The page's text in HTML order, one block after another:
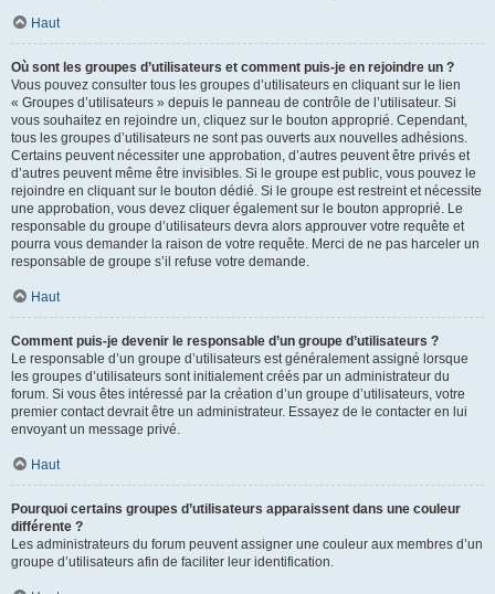
Haut
Où sont les groupes d’utilisateurs et comment puis-je en rejoindre un ?
Vous pouvez consulter tous les groupes d’utilisateurs en cliquant sur le lien
« Groupes d’utilisateurs » depuis le panneau de contrôle de l’utilisateur. Si
vous souhaitez en rejoindre un, cliquez sur le bouton approprié. Cependant,
tous les groupes d’utilisateurs ne sont pas ouverts aux nouvelles adhésions.
Certains peuvent nécessiter une approbation, d’autres peuvent être privés et
d’autres peuvent même être invisibles. Si le groupe est public, vous pouvez le
rejoindre en cliquant sur le bouton dédié. Si le groupe est restreint et nécessite
une approbation, vous devez cliquer également sur le bouton approprié. Le
responsable du groupe d’utilisateurs devra alors approuver votre requête et
pourra vous demander la raison de votre requête. Merci de ne pas harceler un
responsable de groupe s’il refuse votre demande.
Haut
Comment puis-je devenir le responsable d’un groupe d’utilisateurs ?
Le responsable d’un groupe d’utilisateurs est généralement assigné lorsque
les groupes d’utilisateurs sont initialement créés par un administrateur du
forum. Si vous êtes intéressé par la création d’un groupe d’utilisateurs, votre
premier contact devrait être un administrateur. Essayez de le contacter en lui
envoyant un message privé.
Haut
Pourquoi certains groupes d’utilisateurs apparaissent dans une couleur
différente ?
Les administrateurs du forum peuvent assigner une couleur aux membres d’un
groupe d’utilisateurs afin de faciliter leur identification.